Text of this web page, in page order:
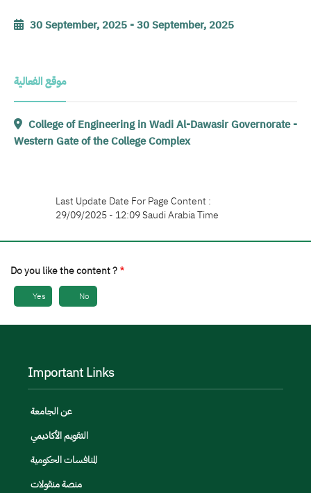
30 September, 2025 -30 September, 2025
موقع الفعالية
College of Engineering in Wadi Al-Dawasir Governorate -
Western Gate of the College Complex
Last Update Date For Page Content :
29/09/2025 - 12:09 Saudi Arabia Time
Do you like the content ?
Yes No
Important Links
عن الجامعة
التقويم الأكاديمي
المنافسات الحكومية
منصة منقولات